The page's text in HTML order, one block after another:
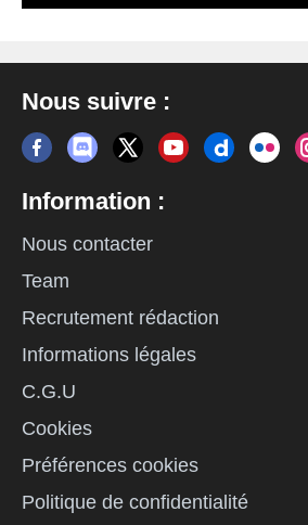
Nous suivre :
Information :
Nous contacter
Team
Recrutement rédaction
Informations légales
C.G.U
Cookies
Préférences cookies
Politique de confidentialité